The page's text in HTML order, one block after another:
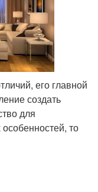
его главной
создать
для
то